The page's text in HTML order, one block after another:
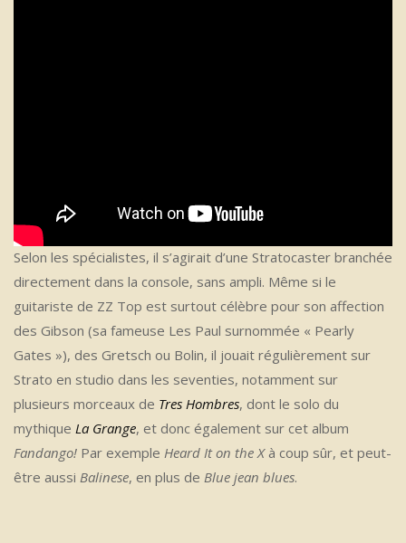
Selon les spécialistes, il s’agirait d’une Stratocaster branchée
directement dans la console, sans ampli. Même si le
guitariste de ZZ Top est surtout célèbre pour son affection
des Gibson (sa fameuse Les Paul surnommée « Pearly
Gates »), des Gretsch ou Bolin, il jouait régulièrement sur
Strato en studio dans les seventies, notamment sur
plusieurs morceaux de Tres Hombres, dont le solo du
mythique La Grange, et donc également sur cet album
Fandango! Par exemple Heard It on the Xà coup sûr, et peut-
être aussi Balinese, en plus de Blue jean blues.